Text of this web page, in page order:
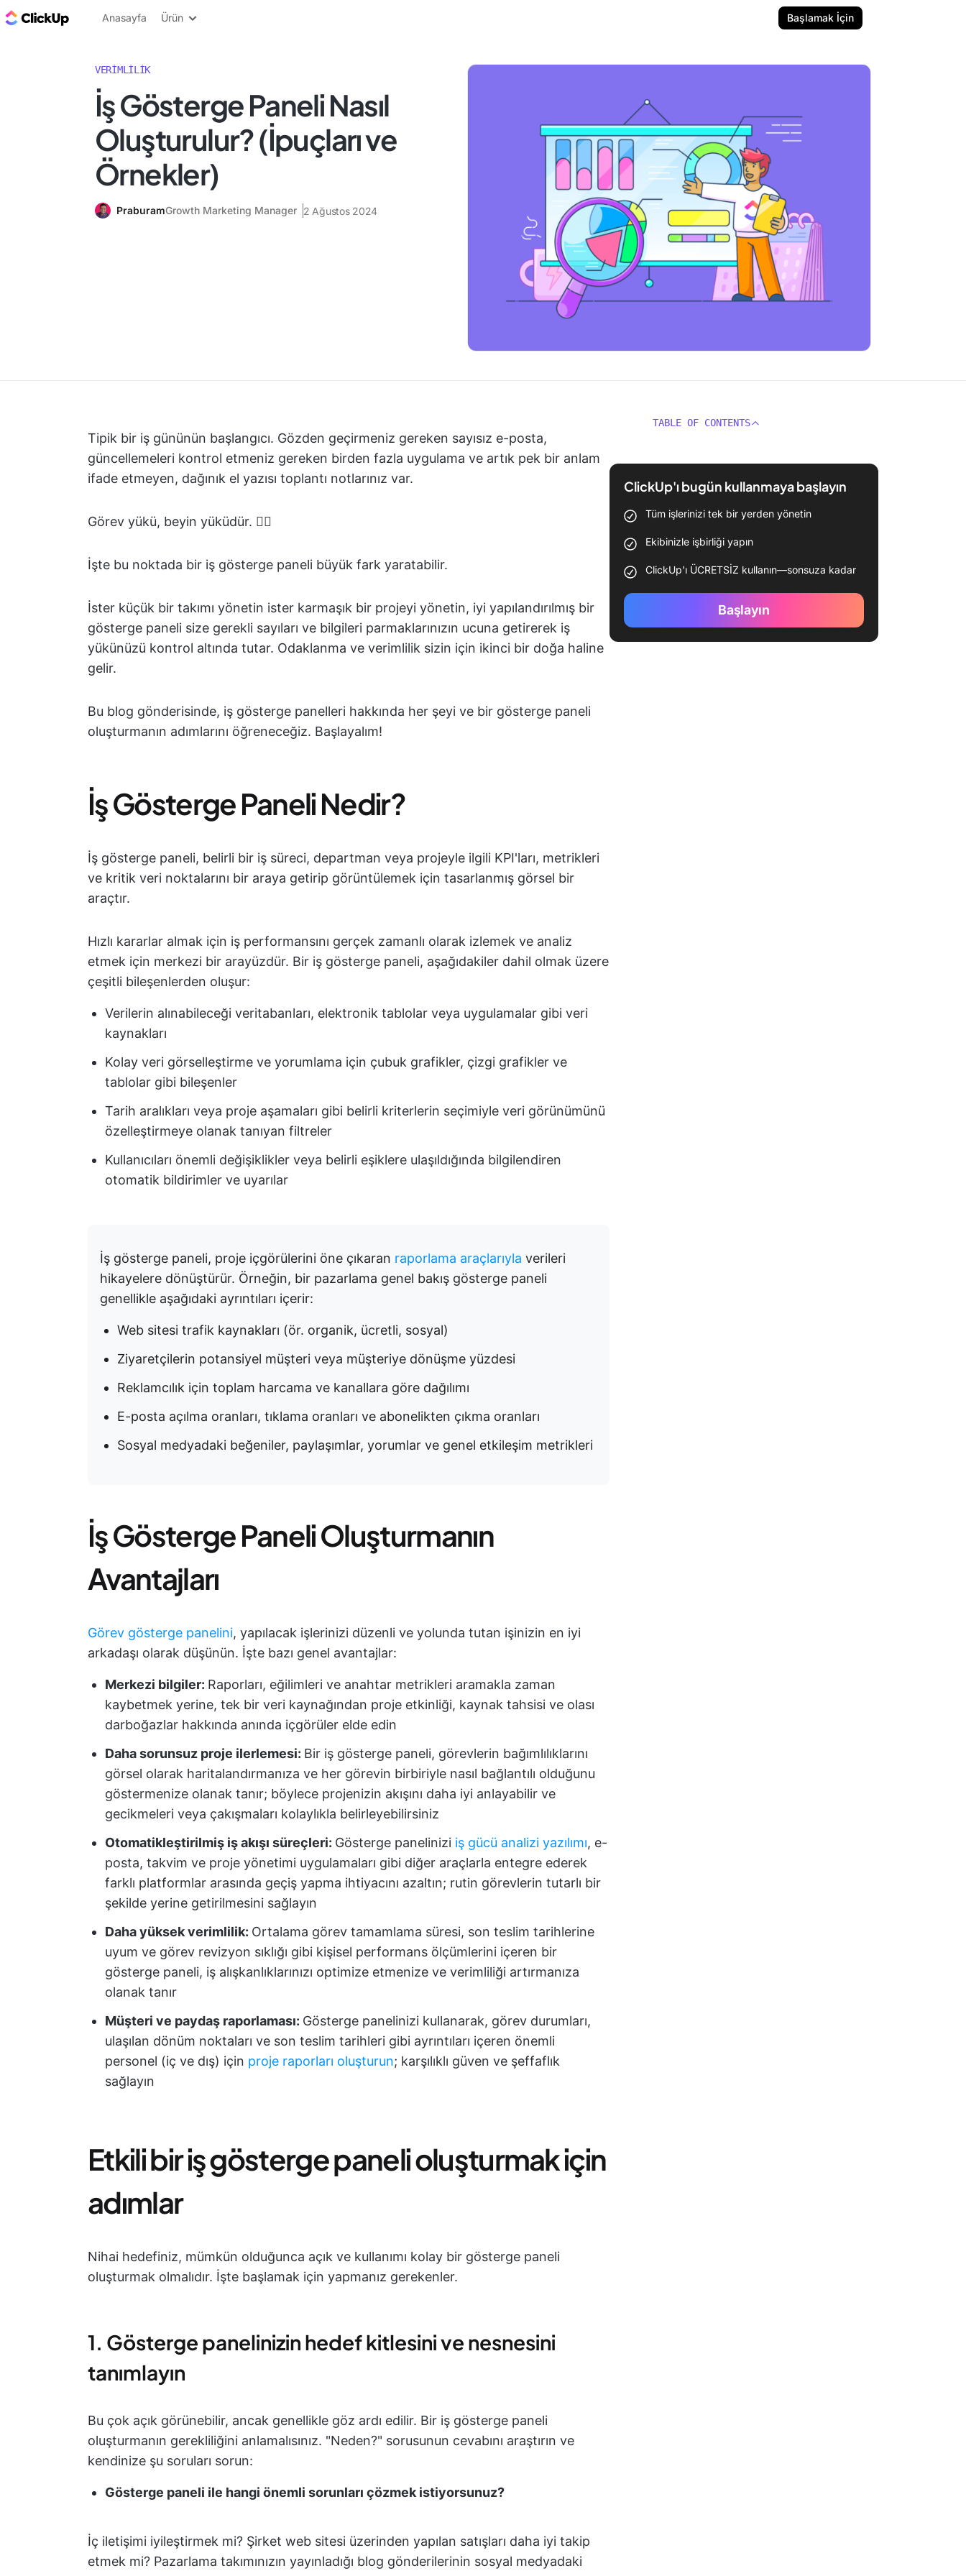
ClickUp Blog
Anasayfa Ürün Başlamak İçin
VERIMLILIK
İş Gösterge Paneli Nasıl
Oluşturulur? (İpuçları ve
Örnekler)
PraburamGrowth Marketing Manager 2 Ağustos 2024
Tipik bir iş gününün başlangıcı. Gözden geçirmeniz gereken sayısız e-posta,
güncellemeleri kontrol etmeniz gereken birden fazla uygulama ve artık pek bir anlam
ifade etmeyen, dağınık el yazısı toplantı notlarınız var.
Görev yükü, beyin yüküdür. 😶‍🌫️
İşte bu noktada bir iş gösterge paneli büyük fark yaratabilir.
İster küçük bir takımı yönetin ister karmaşık bir projeyi yönetin, iyi yapılandırılmış bir
gösterge paneli size gerekli sayıları ve bilgileri parmaklarınızın ucuna getirerek iş
yükünüzü kontrol altında tutar. Odaklanma ve verimlilik sizin için ikinci bir doğa haline
gelir.
Bu blog gönderisinde, iş gösterge panelleri hakkında her şeyi ve bir gösterge paneli
oluşturmanın adımlarını öğreneceğiz. Başlayalım!
İş Gösterge Paneli Nedir?
İş gösterge paneli, belirli bir iş süreci, departman veya projeyle ilgili KPI'ları, metrikleri
ve kritik veri noktalarını bir araya getirip görüntülemek için tasarlanmış görsel bir
araçtır.
Hızlı kararlar almak için iş performansını gerçek zamanlı olarak izlemek ve analiz
etmek için merkezi bir arayüzdür. Bir iş gösterge paneli, aşağıdakiler dahil olmak üzere
çeşitli bileşenlerden oluşur:
Verilerin alınabileceği veritabanları, elektronik tablolar veya uygulamalar gibi veri
kaynakları
Kolay veri görselleştirme ve yorumlama için çubuk grafikler, çizgi grafikler ve
tablolar gibi bileşenler
Tarih aralıkları veya proje aşamaları gibi belirli kriterlerin seçimiyle veri görünümünü
özelleştirmeye olanak tanıyan filtreler
Kullanıcıları önemli değişiklikler veya belirli eşiklere ulaşıldığında bilgilendiren
otomatik bildirimler ve uyarılar
İş gösterge paneli, proje içgörülerini öne çıkaran raporlama araçlarıyla verileri
hikayelere dönüştürür. Örneğin, bir pazarlama genel bakış gösterge paneli
genellikle aşağıdaki ayrıntıları içerir:
Web sitesi trafik kaynakları (ör. organik, ücretli, sosyal)
Ziyaretçilerin potansiyel müşteri veya müşteriye dönüşme yüzdesi
Reklamcılık için toplam harcama ve kanallara göre dağılımı
E-posta açılma oranları, tıklama oranları ve abonelikten çıkma oranları
Sosyal medyadaki beğeniler, paylaşımlar, yorumlar ve genel etkileşim metrikleri
İş Gösterge Paneli Oluşturmanın
Avantajları
Görev gösterge panelini, yapılacak işlerinizi düzenli ve yolunda tutan işinizin en iyi
arkadaşı olarak düşünün. İşte bazı genel avantajlar:
Merkezi bilgiler: Raporları, eğilimleri ve anahtar metrikleri aramakla zaman
kaybetmek yerine, tek bir veri kaynağından proje etkinliği, kaynak tahsisi ve olası
darboğazlar hakkında anında içgörüler elde edin
Daha sorunsuz proje ilerlemesi: Bir iş gösterge paneli, görevlerin bağımlılıklarını
görsel olarak haritalandırmanıza ve her görevin birbiriyle nasıl bağlantılı olduğunu
göstermenize olanak tanır; böylece projenizin akışını daha iyi anlayabilir ve
gecikmeleri veya çakışmaları kolaylıkla belirleyebilirsiniz
Otomatikleştirilmiş iş akışı süreçleri: Gösterge panelinizi iş gücü analizi yazılımı, e-
posta, takvim ve proje yönetimi uygulamaları gibi diğer araçlarla entegre ederek
farklı platformlar arasında geçiş yapma ihtiyacını azaltın; rutin görevlerin tutarlı bir
şekilde yerine getirilmesini sağlayın
Daha yüksek verimlilik: Ortalama görev tamamlama süresi, son teslim tarihlerine
uyum ve görev revizyon sıklığı gibi kişisel performans ölçümlerini içeren bir
gösterge paneli, iş alışkanlıklarınızı optimize etmenize ve verimliliği artırmanıza
olanak tanır
Müşteri ve paydaş raporlaması: Gösterge panelinizi kullanarak, görev durumları,
ulaşılan dönüm noktaları ve son teslim tarihleri gibi ayrıntıları içeren önemli
personel (iç ve dış) için proje raporları oluşturun; karşılıklı güven ve şeffaflık
sağlayın
Etkili bir iş gösterge paneli oluşturmak için
adımlar
Nihai hedefiniz, mümkün olduğunca açık ve kullanımı kolay bir gösterge paneli
oluşturmak olmalıdır. İşte başlamak için yapmanız gerekenler.
1. Gösterge panelinizin hedef kitlesini ve nesnesini
tanımlayın
Bu çok açık görünebilir, ancak genellikle göz ardı edilir. Bir iş gösterge paneli
oluşturmanın gerekliliğini anlamalısınız. "Neden?" sorusunun cevabını araştırın ve
kendinize şu soruları sorun:
Gösterge paneli ile hangi önemli sorunları çözmek istiyorsunuz?
İç iletişimi iyileştirmek mi? Şirket web sitesi üzerinden yapılan satışları daha iyi takip
etmek mi? Pazarlama takımınızın yayınladığı blog gönderilerinin sosyal medyadaki
TABLE OF CONTENTS
ClickUp'ı bugün kullanmaya başlayın
Tüm işlerinizi tek bir yerden yönetin
Ekibinizle işbirliği yapın
ClickUp'ı ÜCRETSİZ kullanın—sonsuza kadar
Başlayın